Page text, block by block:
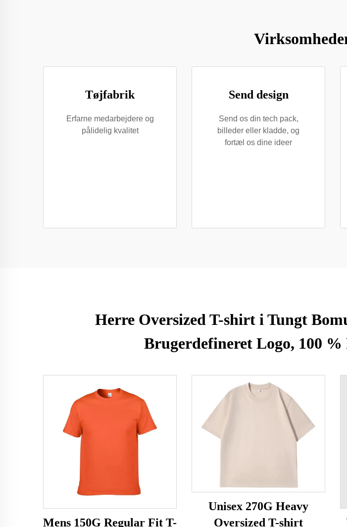
Tøjfabrik
Erfarne medarbejdere og
pålidelig kvalitet
Send design
Send os din tech pack,
billeder eller kladde, og
fortæl os dine ideer
Herre Oversized T-shirt i Tungt
Brugerdefineret Logo, 100
Mens 150G Regular Fit T-
Unisex 270G Heavy
Oversized T-shirt